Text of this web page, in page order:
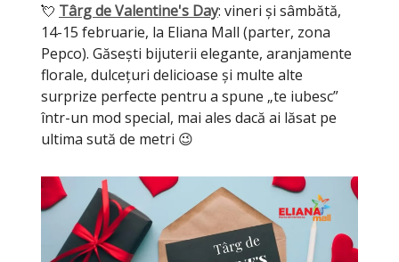
💘 Târg de Valentine's Day: vineri și sâmbătă,
14-15 februarie, la Eliana Mall (parter, zona
Pepco). Găsești bijuterii elegante, aranjamente
florale, dulcețuri delicioase și multe alte
surprize perfecte pentru a spune „te iubesc”
într-un mod special, mai ales dacă ai lăsat pe
ultima sută de metri 😉